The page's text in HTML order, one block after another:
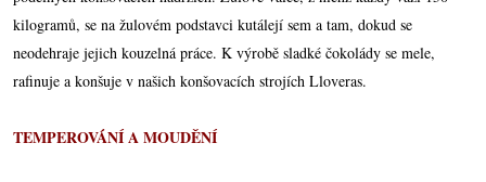
kilogramů, se na žulovém podstavci kutálejí sem a tam, dokud se
neodehraje jejich kouzelná práce. K výrobě sladké čokolády se mele,
rafinuje a konšuje v našich konšovacích strojích Lloveras.
TEMPEROVÁNÍ A MOUDĚNÍ